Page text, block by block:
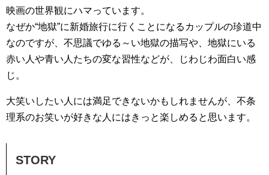
映画の世界観にハマっています。
なぜか“地獄”に新婚旅行に行くことになるカップルの珍道中
なのですが、不思議でゆる～い地獄の描写や、地獄にいる
赤い人や青い人たちの変な習性などが、じわじわ面白い感
じ。
大笑いしたい人には満足できないかもしれませんが、不条
理系のお笑いが好きな人にはきっと楽しめると思います。
STORY